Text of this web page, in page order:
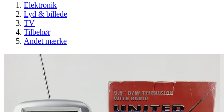
Elektronik
Lyd & billede
TV
Tilbehør
Andet mærke